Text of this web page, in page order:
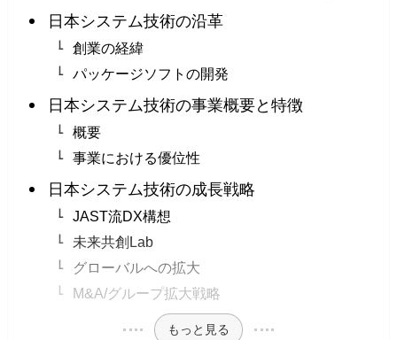
日本システム技術の沿革
創業の経緯
パッケージソフトの開発
日本システム技術の事業概要と特徴
概要
事業における優位性
日本システム技術の成長戦略
JAST流DX構想
未来共創Lab
グローバルへの拡大
M&A/グループ拡大戦略
もっと見る